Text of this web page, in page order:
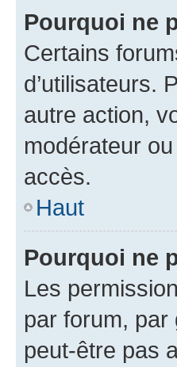
Pourquoi ne
Certains
d’utilisateurs.
autre action,
modérateur
accès.
Haut
Pourquoi ne
Les
par forum, par
peut-être pas